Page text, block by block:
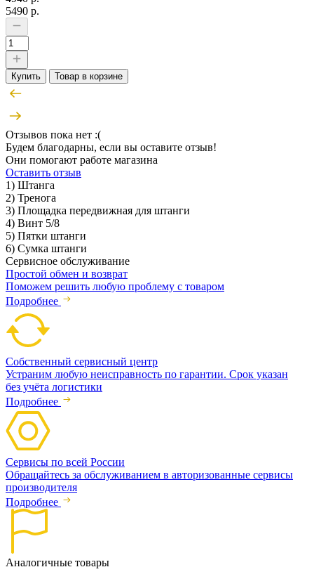
5490 р.
Купить Товар в корзине
Отзывов пока нет :(
Будем благодарны, если вы оставите отзыв!
Они помогают работе магазина
Оставить отзыв
1) Штанга
2) Тренога
3) Площадка передвижная для штанги
4) Винт 5/8
5) Пятки штанги
6) Сумка штанги
Сервисное обслуживание
Простой обмен и возврат
Поможем решить любую проблему с товаром
Подробнее
Собственный сервисный центр
Устраним любую неисправность по гарантии. Срок указан
без учёта логистики
Подробнее
Сервисы по всей России
Обращайтесь за обслуживанием в авторизованные сервисы
производителя
Подробнее
Аналогичные товары